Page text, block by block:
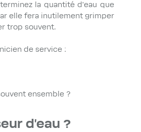
la quantité d'eau que
elle fera inutilement grimper
trop souvent.
de service :
ensemble ?
d'eau ?